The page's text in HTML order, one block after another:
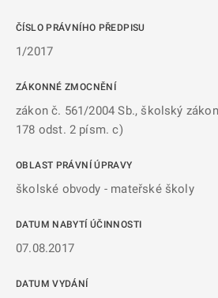
ČÍSLO PRÁVNÍHO PŘEDPISU
1/2017
ZÁKONNÉ ZMOCNĚNÍ
zákon č. 561/2004 Sb., školský
178 odst. 2 písm. c)
OBLAST PRÁVNÍ ÚPRAVY
školské obvody - mateřské školy
DATUM NABYTÍ ÚČINNOSTI
07.08.2017
DATUM VYDÁNÍ